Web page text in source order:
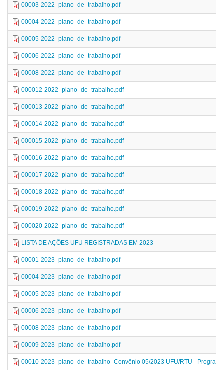
00003-2022_plano_de_trabalho.pdf
00004-2022_plano_de_trabalho.pdf
00005-2022_plano_de_trabalho.pdf
00006-2022_plano_de_trabalho.pdf
00008-2022_plano_de_trabalho.pdf
000012-2022_plano_de_trabalho.pdf
000013-2022_plano_de_trabalho.pdf
000014-2022_plano_de_trabalho.pdf
000015-2022_plano_de_trabalho.pdf
000016-2022_plano_de_trabalho.pdf
000017-2022_plano_de_trabalho.pdf
000018-2022_plano_de_trabalho.pdf
000019-2022_plano_de_trabalho.pdf
000020-2022_plano_de_trabalho.pdf
LISTA DE AÇÕES UFU REGISTRADAS EM 2023
00001-2023_plano_de_trabalho.pdf
00004-2023_plano_de_trabalho.pdf
00005-2023_plano_de_trabalho.pdf
00006-2023_plano_de_trabalho.pdf
00008-2023_plano_de_trabalho.pdf
00009-2023_plano_de_trabalho.pdf
00010-2023_plano_de_trabalho_Convênio 05/2023 UFU/RTU -